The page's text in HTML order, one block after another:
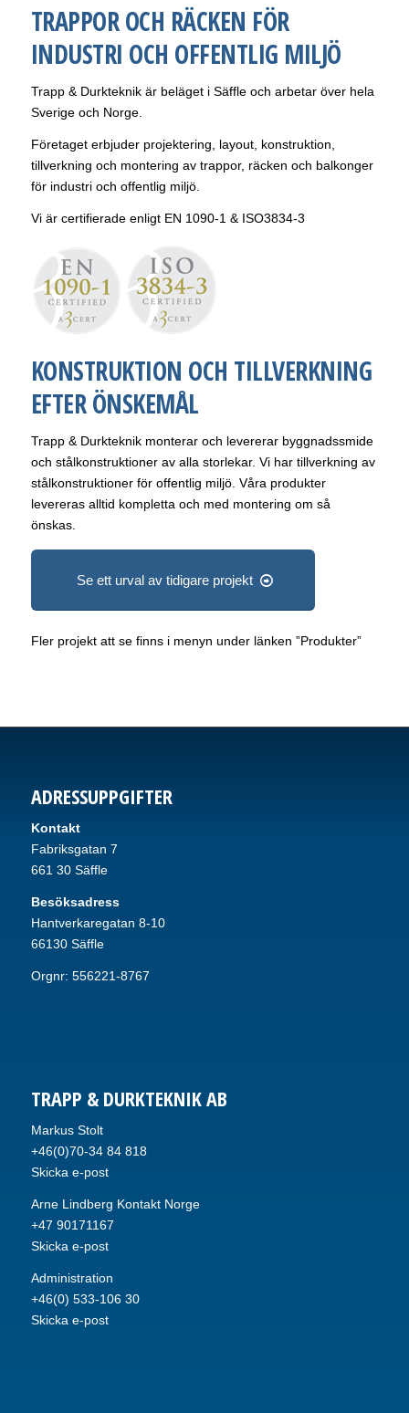
TRAPPOR OCH RÄCKEN FÖR
INDUSTRI OCH OFFENTLIG MILJÖ
Trapp & Durkteknik är beläget i Säffle och arbetar över hela
Sverige och Norge.
Företaget erbjuder projektering, layout, konstruktion,
tillverkning och montering av trappor, räcken och balkonger
för industri och offentlig miljö.
Vi är certifierade enligt EN 1090-1 & ISO3834-3
KONSTRUKTION OCH TILLVERKNING
EFTER ÖNSKEMÅL
Trapp & Durkteknik monterar och levererar byggnadssmide
och stålkonstruktioner av alla storlekar. Vi har tillverkning av
stålkonstruktioner för offentlig miljö. Våra produkter
levereras alltid kompletta och med montering om så
önskas.
Se ett urval av tidigare projekt
Fler projekt att se finns i menyn under länken ”Produkter”
ADRESSUPPGIFTER
Kontakt
Fabriksgatan 7
661 30 Säffle
Besöksadress
Hantverkaregatan 8-10
66130 Säffle
Orgnr: 556221-8767
TRAPP & DURKTEKNIK AB
Markus Stolt
+46(0)70-34 84 818
Skicka e-post
Arne Lindberg Kontakt Norge
+47 90171167
Skicka e-post
Administration
+46(0) 533-106 30
Skicka e-post